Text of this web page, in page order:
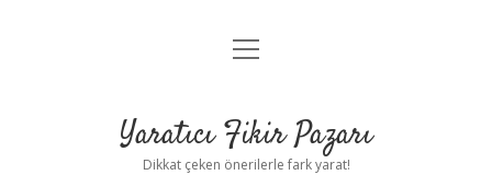
Anasayfa
Yasal Uyarı
menüyü
Yaratıcı Fikir Pazarı
Dikkat çeken önerilerle fark yarat!